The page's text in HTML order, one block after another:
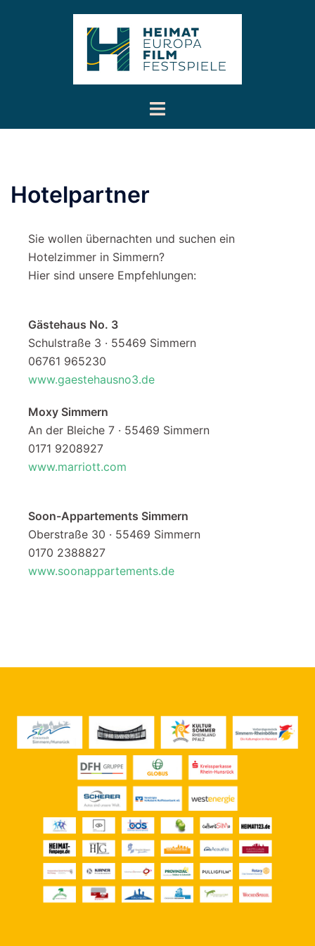
Menü
Hotelpartner
Sie wollen übernachten und suchen ein
Hotelzimmer in Simmern?
Hier sind unsere Empfehlungen:
Gästehaus No. 3
Schulstraße 3 · 55469 Simmern
06761 965230
www.gaestehausno3.de
Moxy Simmern
An der Bleiche 7 · 55469 Simmern
0171 9208927
www.marriott.com
Soon-Appartements Simmern
Oberstraße 30 · 55469 Simmern
0170 2388827
www.soonappartements.de